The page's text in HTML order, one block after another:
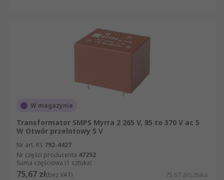
W magazynie
Transformator SMPS Myrra 2 265 V, 85 to 370 V ac 5
W Otwór przelotowy 5 V
Nr art. RS 792-4427
Nr części producenta 47252
Suma częściowa (1 sztuka)
75,67 zł(bez VAT) 75,67 zł/sztuka